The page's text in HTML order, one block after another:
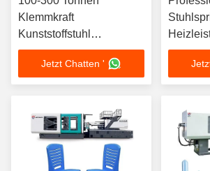
Klemmkraft
Kunststoffstuhl
Spritzgießmaschine für
Anforderungen
Jetzt Chatten '